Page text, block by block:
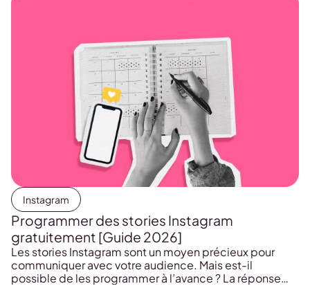
Instagram
Programmer des stories Instagram
gratuitement [Guide 2026]
Les stories Instagram sont un moyen précieux pour
communiquer avec votre audience. Mais est-il
possible de les programmer à l’avance ? La réponse